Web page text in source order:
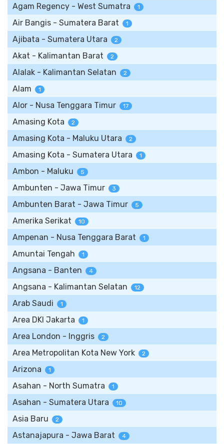
Agam Regency - West Sumatra 1
Air Bangis - Sumatera Barat 1
Ajibata - Sumatera Utara 2
Akat - Kalimantan Barat 2
Alalak - Kalimantan Selatan 2
Alam 1
Alor - Nusa Tenggara Timur 17
Amasing Kota 2
Amasing Kota - Maluku Utara 2
Amasing Kota - Sumatera Utara 1
Ambon - Maluku 5
Ambunten - Jawa Timur 3
Ambunten Barat - Jawa Timur 5
Amerika Serikat 10
Ampenan - Nusa Tenggara Barat 1
Amuntai Tengah 1
Angsana - Banten 4
Angsana - Kalimantan Selatan 12
Arab Saudi 1
Area DKI Jakarta 1
Area London - Inggris 2
Area Metropolitan Kota New York 2
Arizona 1
Asahan - North Sumatra 1
Asahan - Sumatera Utara 10
Asia Baru 2
Astanajapura - Jawa Barat 4